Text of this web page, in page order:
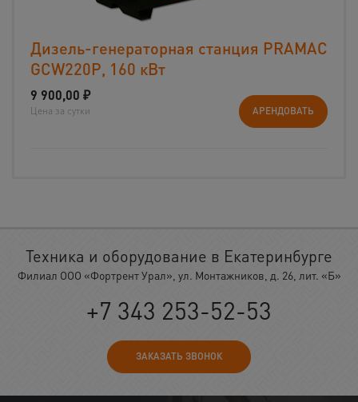
Дизель-генераторная станция PRAMAC
GCW220P, 160 кВт
9 900,00 ₽
Цена за сутки АРЕНДОВАТЬ
Техника и оборудование в Екатеринбурге
Филиал ООО «Фортрент Урал», ул. Монтажников, д. 26, лит. «Б»
+7 343 253-52-53
ЗАКАЗАТЬ ЗВОНОК